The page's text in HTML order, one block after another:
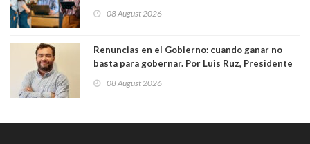
medianas empresas"
08 August 2026
Renuncias en el Gobierno: cuando ganar no
basta para gobernar. Por Luis Ruz, Presidente
08 August 2026